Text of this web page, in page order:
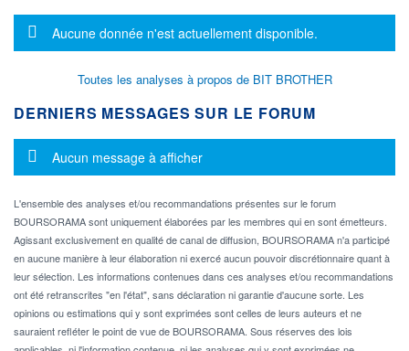
Message d'information
Aucune donnée n'est actuellement disponible.
Toutes les analyses à propos de BIT BROTHER
DERNIERS MESSAGES SUR LE FORUM
Message d'information
Aucun message à afficher
L'ensemble des analyses et/ou recommandations présentes sur le forum
BOURSORAMA sont uniquement élaborées par les membres qui en sont émetteurs.
Agissant exclusivement en qualité de canal de diffusion, BOURSORAMA n'a participé
en aucune manière à leur élaboration ni exercé aucun pouvoir discrétionnaire quant à
leur sélection. Les informations contenues dans ces analyses et/ou recommandations
ont été retranscrites "en l'état", sans déclaration ni garantie d'aucune sorte. Les
opinions ou estimations qui y sont exprimées sont celles de leurs auteurs et ne
sauraient refléter le point de vue de BOURSORAMA. Sous réserves des lois